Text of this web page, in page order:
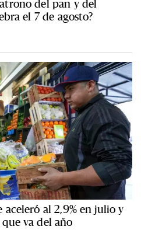
del pan y del
el 7 de agosto?
aceleró al 2,9% en julio y
va del año